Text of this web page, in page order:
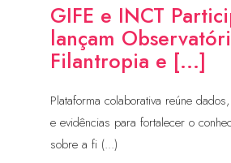
GIFE e INCT
lançam
Filantropia e [...]
Plataforma colaborativa reúne
e evidências para fortalecer o
sobre a fi (...)